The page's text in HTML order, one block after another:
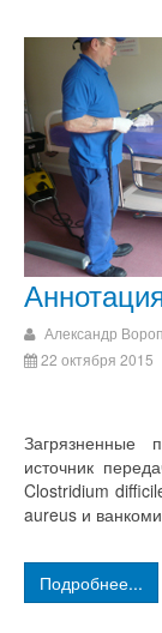
Александр
22 октября 2015
Загрязненные
источник
Clostridium
aureus и
Подробнее...